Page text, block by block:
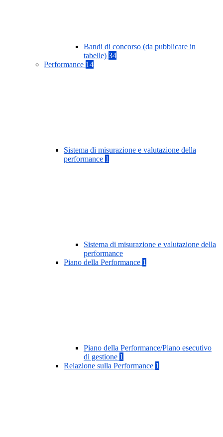
Bandi di concorso (da pubblicare in
tabelle) 34
Performance 14
Sistema di misurazione e valutazione della
performance 1
Sistema di misurazione e valutazione della
performance
Piano della Performance 1
Piano della Performance/Piano esecutivo
di gestione 1
Relazione sulla Performance 1